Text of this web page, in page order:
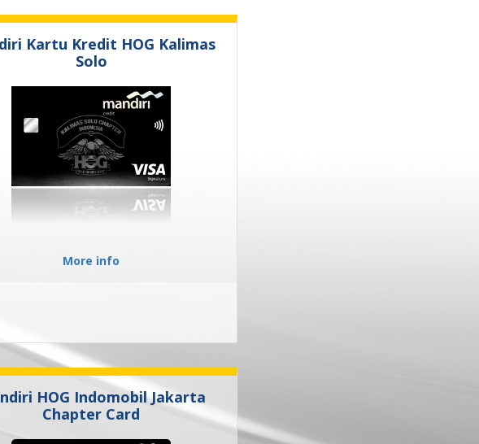
Kartu Kredit HOG Kalimas
Solo
More info
HOG Indomobil Jakarta
Chapter Card